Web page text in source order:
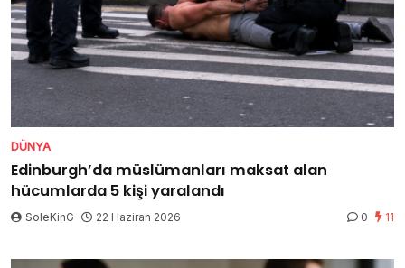
DÜNYA
Edinburgh’da müslümanları maksat alan
hücumlarda 5 kişi yaralandı
SoleKinG 22 Haziran 2026 0 11